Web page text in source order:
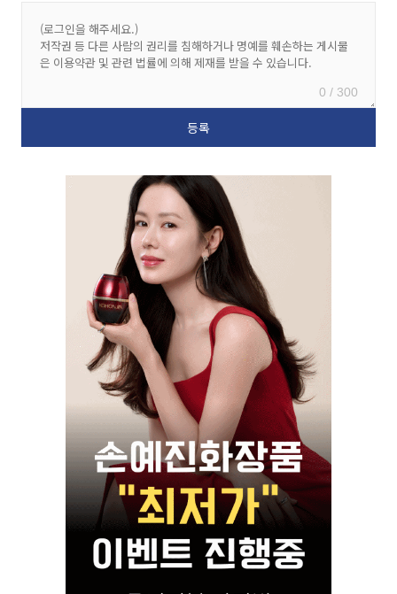
0 / 300